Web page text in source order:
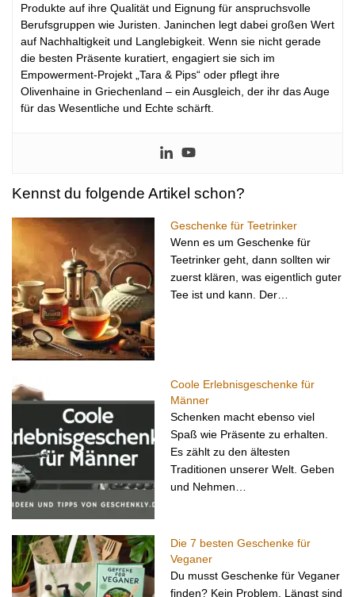
Produkte auf ihre Qualität und Eignung für anspruchsvolle
Berufsgruppen wie Juristen. Janinchen legt dabei großen Wert
auf Nachhaltigkeit und Langlebigkeit. Wenn sie nicht gerade
die besten Präsente kuratiert, engagiert sie sich im
Empowerment-Projekt „Tara & Pips“ oder pflegt ihre
Olivenhaine in Griechenland – ein Ausgleich, der ihr das Auge
für das Wesentliche und Echte schärft.
Kennst du folgende Artikel schon?
Geschenke für Teetrinker
Wenn es um Geschenke für
Teetrinker geht, dann sollten wir
zuerst klären, was eigentlich guter
Tee ist und kann. Der…
Coole Erlebnisgeschenke für
Männer
Schenken macht ebenso viel
Spaß wie Präsente zu erhalten.
Es zählt zu den ältesten
Traditionen unserer Welt. Geben
und Nehmen…
Die 7 besten Geschenke für
Veganer
Du musst Geschenke für Veganer
finden? Kein Problem. Längst sind